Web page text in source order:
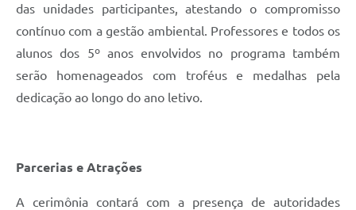
das unidades participantes, atestando o compromisso
contínuo com a gestão ambiental. Professores e todos os
alunos dos 5º anos envolvidos no programa também
serão homenageados com troféus e medalhas pela
dedicação ao longo do ano letivo.
Parcerias e Atrações
A cerimônia contará com a presença de autoridades